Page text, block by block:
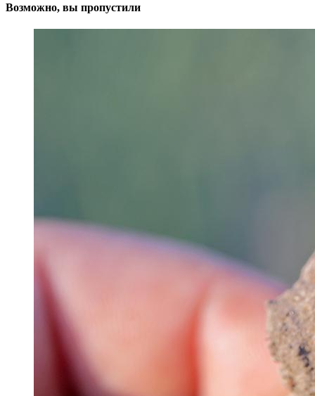
Возможно, вы пропустили